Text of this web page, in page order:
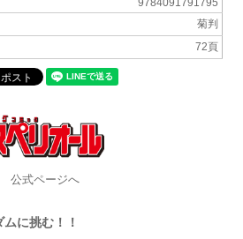
菊判
72頁
公式ページへ
に挑む！！